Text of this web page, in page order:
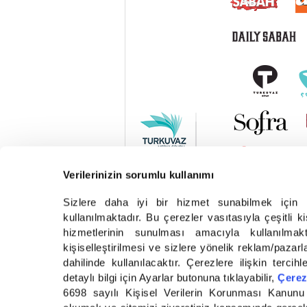
Verilerinizin sorumlu kullanımı
Sizlere daha iyi bir hizmet sunabilmek için
kullanılmaktadır. Bu çerezler vasıtasıyla
hizmetlerinin sunulması amacıyla
kişiselleştirilmesi ve sizlere yönelik reklam/
dahilinde kullanılacaktır. Çerezlere ilişkin
detaylı bilgi için Ayarlar butonuna tıklayabilir,
6698 sayılı Kişisel Verilerin Korunması